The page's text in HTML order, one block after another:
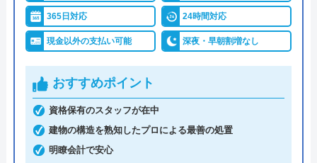
急なお仕事の依頼(お風呂のシャワーヘッド
が固くて外れない💦キッチンバサミで挟んで
回したら金属のアダプタがギザギザになり手
め、キッチンや洗面所の修理も同じく385円～で、
現場の状況に応じて材料費が必要な場合は、追加費
用が発生しますが、比較的安価な料金といえるでし
ょう。
見積もりや出張費、深夜料金はかからず、正確な料
金は現地調査後の見積もりで提示されるため、承諾
してからの作業開始となり安心です。
365日対応 24時間対応
現金以外の支払い可能 深夜・早朝割増なし
おすすめポイント
資格保有のスタッフが在中
建物の構造を熟知したプロによる最善の処置
明瞭会計で安心